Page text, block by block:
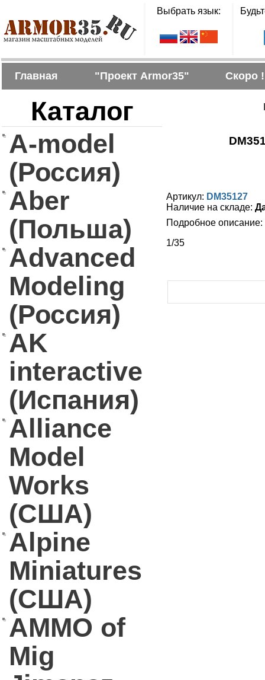
Выбрать язык:
Главная "Проект Armor35" Скоро !
Каталог
A-model
(Россия)
Aber
(Польша)
Advanced
Modeling
(Россия)
AK
interactive
(Испания)
Alliance
Model
Works
(США)
Alpine
Miniatures
(США)
AMMO of
Mig
Артикул: DM35127
Наличие на складе:
Подробное описание:
1/35